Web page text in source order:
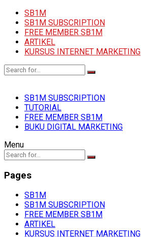
SB1M
SB1M SUBSCRIPTION
FREE MEMBER SB1M
ARTIKEL
KURSUS INTERNET MARKETING
SB1M SUBSCRIPTION
TUTORIAL
FREE MEMBER SB1M
BUKU DIGITAL MARKETING
Menu
Pages
SB1M
SB1M SUBSCRIPTION
FREE MEMBER SB1M
ARTIKEL
KURSUS INTERNET MARKETING